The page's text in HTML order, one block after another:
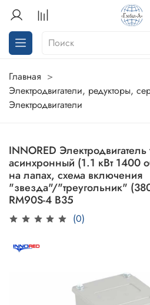
Главная
Электродвигатели, редукторы,
Электродвигатели
INNORED
асинхронный (1.1 кВт
на лапах, схема включения
"звезда"/"треугольник"
RM90S-4 B35
(0)